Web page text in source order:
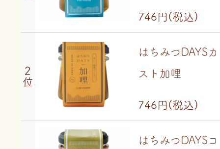
746円 (税込)
2
位
はちみつDAYS
スト加哩
746円 (税込)
はちみつDAYS